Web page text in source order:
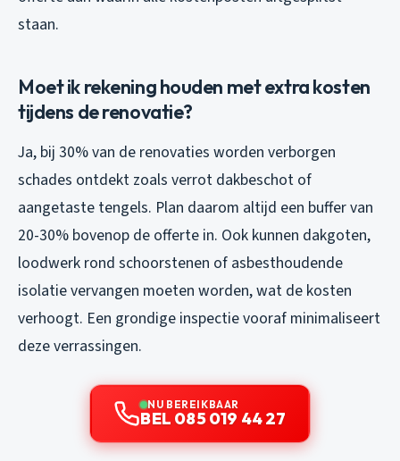
staan.
Moet ik rekening houden met extra kosten
tijdens de renovatie?
Ja, bij 30% van de renovaties worden verborgen
schades ontdekt zoals verrot dakbeschot of
aangetaste tengels. Plan daarom altijd een buffer van
20-30% bovenop de offerte in. Ook kunnen dakgoten,
loodwerk rond schoorstenen of asbesthoudende
isolatie vervangen moeten worden, wat de kosten
verhoogt. Een grondige inspectie vooraf minimaliseert
deze verrassingen.
NU BEREIKBAAR
BEL 085 019 44 27